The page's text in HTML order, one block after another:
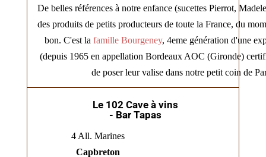
De belles références à notre enfance (sucettes Pierrot,
des produits de petits producteurs de toute la France, du
bon. C'est la famille Bourgeney, 4eme génération d'une
(depuis 1965 en appellation Bordeaux AOC (Gironde)
de poser leur valise dans notre petit coin de
Le 102 Cave à vins
- Bar Tapas
4 All. Marines
Capbreton